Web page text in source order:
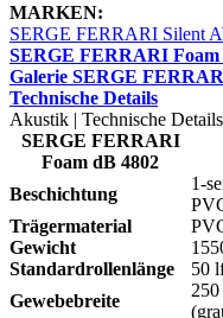
MARKEN:
SERGE FERRARI Silent
SERGE FERRARI Foam
Galerie SERGE
Technische Details
Akustik | Technische Details
SERGE FERRARI
Foam dB 4802
Beschichtung
1-
Trägermaterial
Gewicht
Standardrollenlänge
50
Gewebebreite